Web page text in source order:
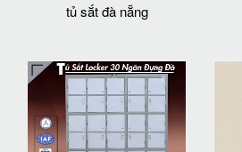
tủ sắt đà nẵng